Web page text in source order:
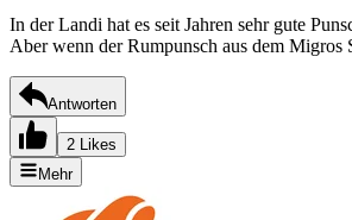
In der Landi hat es seit Jahren sehr gute
Aber wenn der Rumpunsch aus dem Migros
Antworten
2 Likes
Mehr